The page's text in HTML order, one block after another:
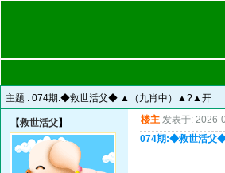
主题 : 074期:◆救世活父◆ ▲（九肖中）▲?▲开
【救世活父】 楼主 发表于: 2026-
074期:◆救世活